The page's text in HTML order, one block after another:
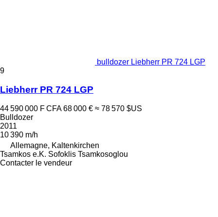
bulldozer Liebherr PR 724 LGP
9
Liebherr PR 724 LGP
44 590 000 F CFA 68 000 € ≈ 78 570 $US
Bulldozer
2011
10 390 m/h
Allemagne, Kaltenkirchen
Tsamkos e.K. Sofoklis Tsamkosoglou
Contacter le vendeur